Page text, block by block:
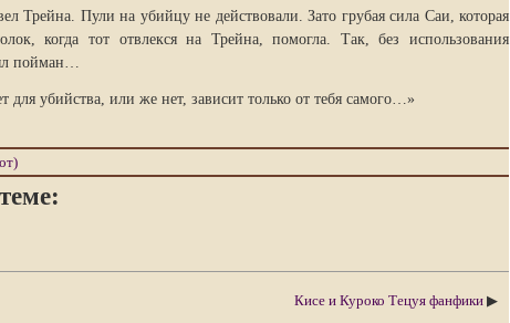
Трейна. Пули на убийцу не действовали. Зато грубая сила Саи, которая
когда тот отвлекся на Трейна, помогла. Так, без использования
пойман…
для убийства, или же нет, зависит только от тебя самого…»
Кисе и Куроко Тецуя фанфики ▶